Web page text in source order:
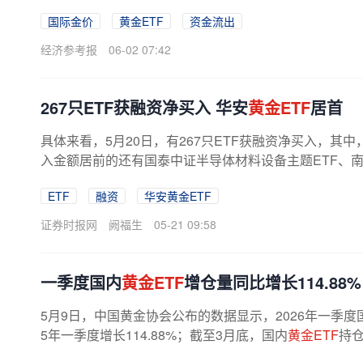
国际金价 黄金ETF
资金流出
经济参考报
06-02 07:42
267只ETF获融资净买入 华安黄金ETF居首
具体来看，5月20日，有267只ETF获融资净买入，其中
入金额居前的还有国泰中证半导体材料设备主题ETF、
ETF 融资
华安黄金ETF
证券时报网
阙福生 05-21 09:58
一季度国内黄金ETF增仓量同比增长
5月9日，中国黄金协会公布的数据显示，2026年一季度
5年一季度增长114.88%；截至3月底，国内黄金ETF持